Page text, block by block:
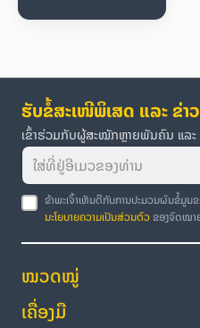
ຮັບຂໍ້ສະເໜີພິເສດ ແລະ ຂ່
ເຂົ້າຮ່ວມກັບຜູ້ສະໝັກຫຼາຍພັນຄົນ ແລະ
ຂ້າພະເຈົ້າເຫັນດີກັບການປະມວນຜົນຂໍ້ມູນ
ນະໂຍບາຍຄວາມເປັນສ່ວນຕົວ ຂອງຈົດໝາ
ໝວດໝູ່
ເຄື່ອງມື